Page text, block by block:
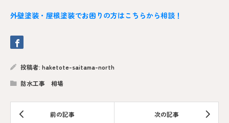
外壁塗装・屋根塗装でお困りの方はこちらから相談！
投稿者: haketote-saitama-north
防水工事 相場